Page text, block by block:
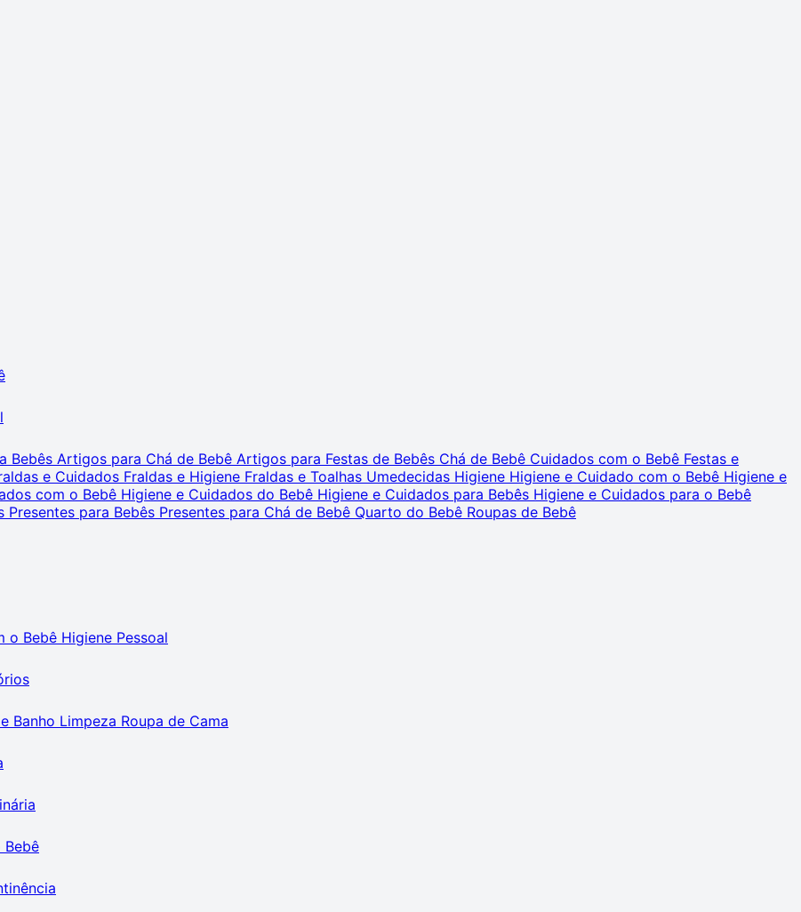
Bebês Artigos para Chá de Bebê Artigos para Festas de Bebês Chá de Bebê Cuidados com o Bebê Festas e
e Cuidados Fraldas e Higiene Fraldas e Toalhas Umedecidas Higiene Higiene e Cuidado com o Bebê Higiene e
com o Bebê Higiene e Cuidados do Bebê Higiene e Cuidados para Bebês Higiene e Cuidados para o Bebê
Presentes para Bebês Presentes para Chá de Bebê Quarto do Bebê Roupas de Bebê
o Bebê Higiene Pessoal
Banho Limpeza Roupa de Cama
Bebê